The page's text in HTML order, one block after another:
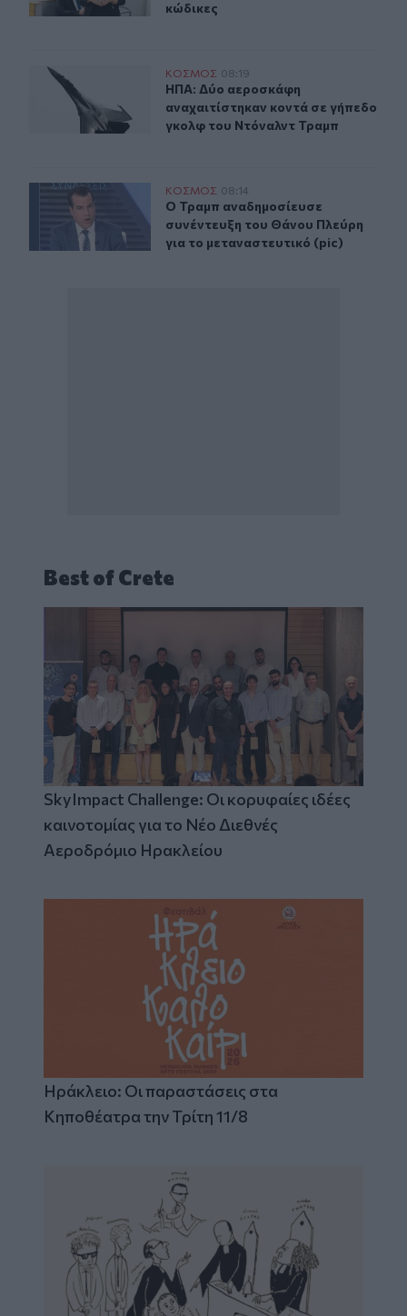
κώδικες
ΗΠΑ: Δύο αεροσκάφη αναχαιτίστηκαν κοντά σε
ΚΟΣΜΟΣ 08:19
ΗΠΑ: Δύο αεροσκάφη
ΗΠΑ: Δύο αεροσκάφη
αναχαιτίστηκαν κοντά σε γήπεδο
γκολφ του Ντόναλντ Τραμπ
Ο Τραμπ αναδημοσίευσε συνέντευξη του Θάνου
ΚΟΣΜΟΣ 08:14
Ο Τραμπ αναδημοσίευσε
Ο Τραμπ αναδημοσίευσε
συνέντευξη του Θάνου Πλεύρη
για το μεταναστευτικό (pic)
Best of Crete
SkyImpact Challenge: Οι κορυφαίες ιδέες
καινοτομίας για το Νέο Διεθνές
Αεροδρόμιο Ηρακλείου
Ηράκλειο: Οι παραστάσεις στα
Κηποθέατρα την Τρίτη 11/8